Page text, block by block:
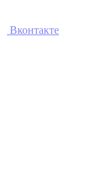
Вконтакте